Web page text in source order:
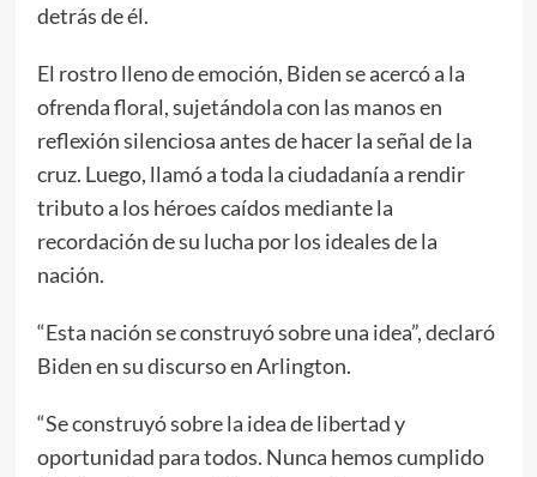
detrás de él.
El rostro lleno de emoción, Biden se acercó a la
ofrenda floral, sujetándola con las manos en
reflexión silenciosa antes de hacer la señal de la
cruz. Luego, llamó a toda la ciudadanía a rendir
tributo a los héroes caídos mediante la
recordación de su lucha por los ideales de la
nación.
“Esta nación se construyó sobre una idea”, declaró
Biden en su discurso en Arlington.
“Se construyó sobre la idea de libertad y
oportunidad para todos. Nunca hemos cumplido